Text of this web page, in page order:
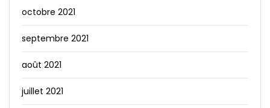
octobre 2021
septembre 2021
août 2021
juillet 2021